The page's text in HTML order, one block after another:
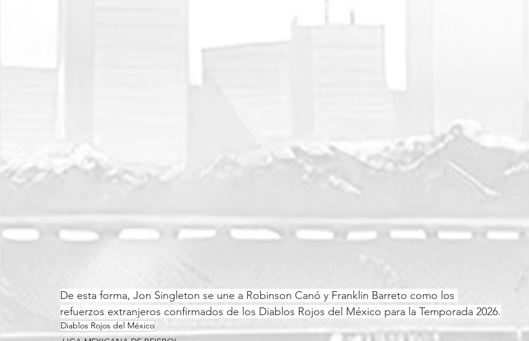
De esta forma, Jon Singleton se une a Robinson Canó y Franklin Barreto como los
refuerzos extranjeros confirmados de los Diablos Rojos del México para la Temporada 2026.
Diablos Rojos del México